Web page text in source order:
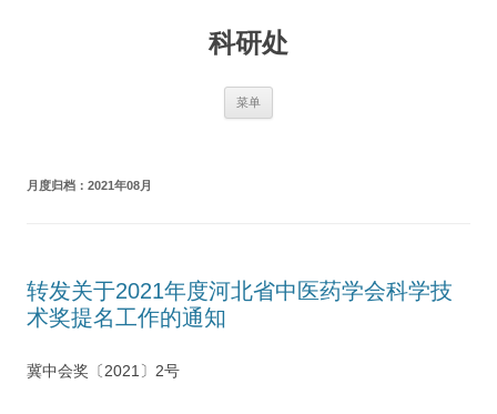
科研处
菜单
月度归档： 2021年08月
转发关于2021年度河北省中医药学会科学技
术奖提名工作的通知
冀中会奖〔2021〕2号